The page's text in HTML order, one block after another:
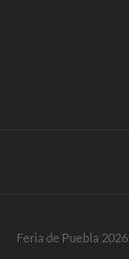
Feria de Puebla 2026